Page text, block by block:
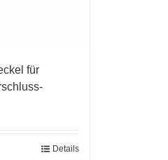
für
Details